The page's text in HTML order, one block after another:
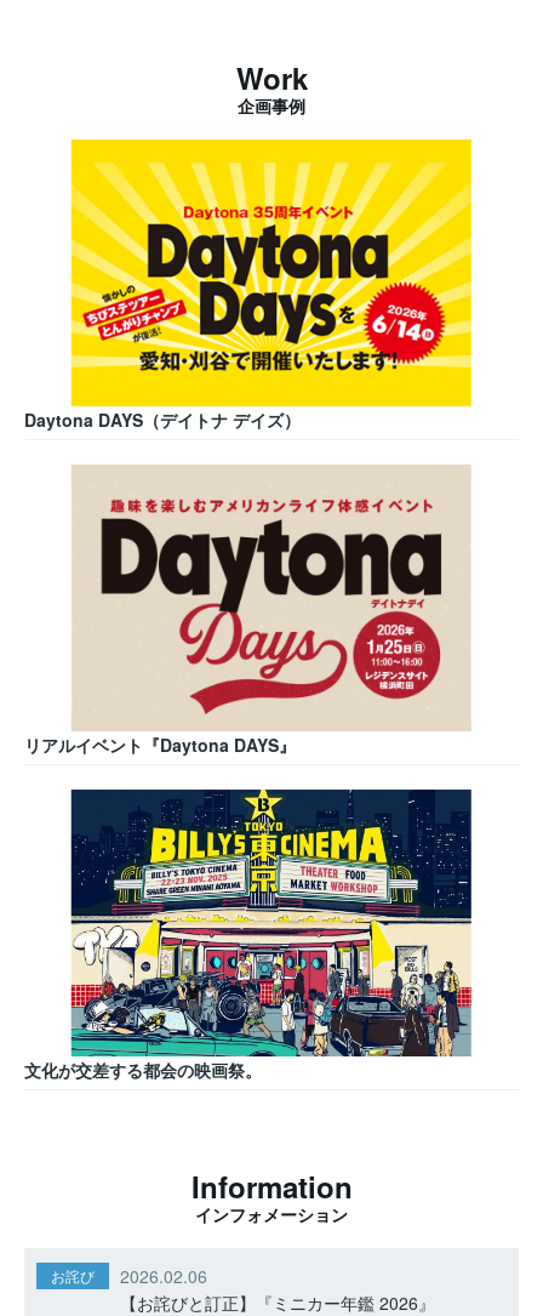
Work
企画事例
Daytona DAYS（デイトナ デイズ）
リアルイベント『Daytona DAYS』
文化が交差する都会の映画祭。
Information
インフォメーション
お詫び
2026.02.06
【お詫びと訂正】『ミニカー年鑑 2026』